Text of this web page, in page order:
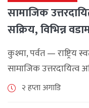
सामाजिक
सक्रिय, विभिन्न
कार्यक्रम
कुश्मा, पर्वत — राष्ट्रिय
सामाजिक उत्तरदायित्व
समुदाय केन्द्रित र
२ हप्ता अगाडि